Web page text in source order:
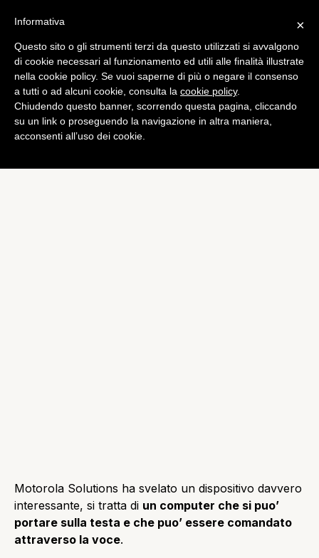
Computer
Motorola svela il suo
computer a comandi vocali
portatile
diPiermanuele Sberni
Motorola Solutions ha svelato un dispositivo davvero
interessante, si tratta di un computer che si puo’
portare sulla testa e che puo’ essere comandato
attraverso la voce.
×
Informativa
Questo sito o gli strumenti terzi da questo utilizzati si avvalgono
di cookie necessari al funzionamento ed utili alle finalità illustrate
nella cookie policy. Se vuoi saperne di più o negare il consenso
a tutti o ad alcuni cookie, consulta la cookie policy.
Chiudendo questo banner, scorrendo questa pagina, cliccando
su un link o proseguendo la navigazione in altra maniera,
acconsenti all’uso dei cookie.